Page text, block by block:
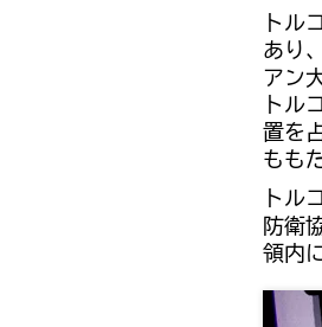
トル
あり
アン
トル
置を
もも
トル
防衛
領内